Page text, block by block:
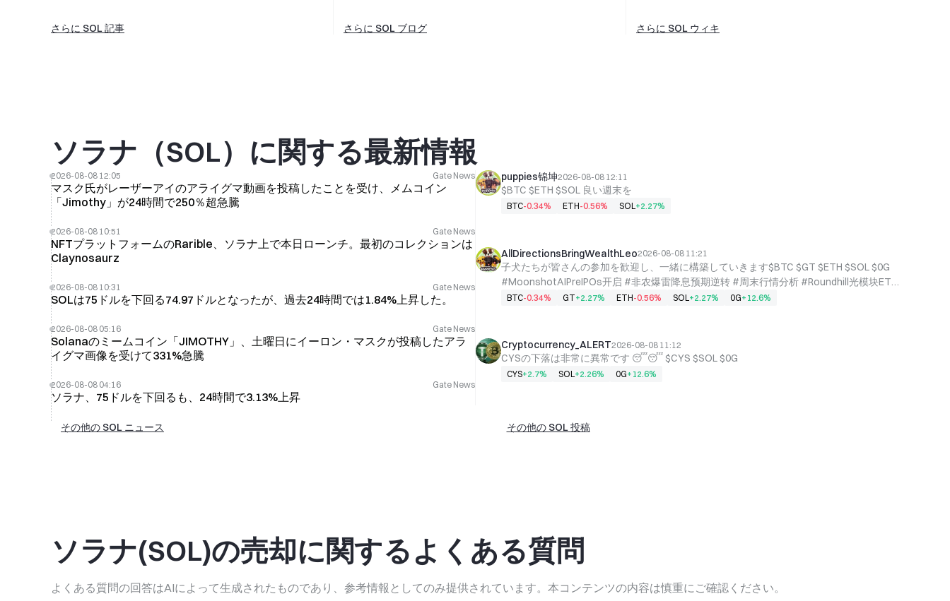
さらに SOL 記事 さらに SOL ブログ さらに SOL ウィキ
ソラナ（SOL）に関する最新情報
2026-08-08 12:05 Gate News
マスク氏がレーザーアイのアライグマ動画を投稿したことを受け、メムコイン
「Jimothy」が24時間で250％超急騰
2026-08-08 10:51 Gate News
NFTプラットフォームのRarible、ソラナ上で本日ローンチ。最初のコレクションは
Claynosaurz
2026-08-08 10:31 Gate News
SOLは75ドルを下回る74.97ドルとなったが、過去24時間では1.84%上昇した。
2026-08-08 05:16 Gate News
Solanaのミームコイン「JIMOTHY」、土曜日にイーロン・マスクが投稿したアラ
イグマ画像を受けて331%急騰
2026-08-08 04:16 Gate News
ソラナ、75ドルを下回るも、24時間で3.13%上昇
その他の SOL ニュース
puppies锦坤2026-08-08 12:11
$BTC $ETH $SOL 良い週末を
BTC-0.34% ETH-0.56% SOL+2.27%
AllDirectionsBringWealthLeo2026-08-08 11:21
子犬たちが皆さんの参加を歓迎し、一緒に構築していきます$BTC $GT $ETH $SOL $0G
#MoonshotAIPreIPOs开启 #非农爆雷降息预期逆转 #周末行情分析 #Roundhill光模块ETF
首日成交7200万 #CLARITY法案投票窗口即将关闭
BTC-0.34% GT+2.27% ETH-0.56% SOL +2.27% 0G+12.6%
Cryptocurrency_ALERT2026-08-08 11:12
CYSの下落は非常に異常です 😴😴 $CYS ‌$SOL $0G
CYS+2.7% SOL+2.26% 0G+12.6%
その他の SOL 投稿
ソラナ(SOL)の売却に関するよくある質問
よくある質問の回答はAIによって生成されたものであり、参考情報としてのみ提供されています。本コンテンツの内容は慎重にご確認ください。